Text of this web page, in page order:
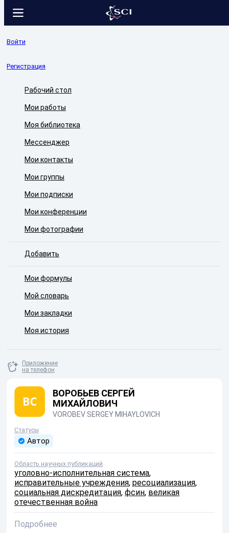
Войти
Регистрация
Рабочий стол
Мои работы
Моя библиотека
Мессенджер
Мои контакты
Мои группы
Мои подписки
Мои конференции
Мои фотографии
Добавить
Мои формулы
Мой словарь
Мои закладки
Моя история
Приложение
на телефон
ВОРОБЬЕВ СЕРГЕЙ
МИХАЙЛОВИЧ
VOROBEV SERGEY MIHAYLOVICH
Статусы
Автор
Область научных публикаций
уголовно-исполнительная система,
исправительные учреждения, ресоциализация,
социальная дискредитация, фсин, великая
отечественная война
Подробнее